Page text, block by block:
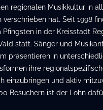
regionalen Musikkultur in
verschrieben hat. Seit 1998
Pfingsten in der Kreisstadt
statt. Sänger und
präsentieren in
ihre
einzubringen und aktiv
Besuchern ist der Lohn